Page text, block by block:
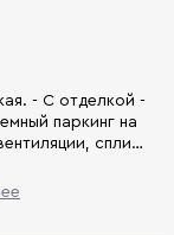
-
паркинг на
сплит-
выезд на